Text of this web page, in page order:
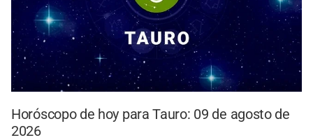
Horóscopo de hoy para Tauro: 09 de agosto de
2026